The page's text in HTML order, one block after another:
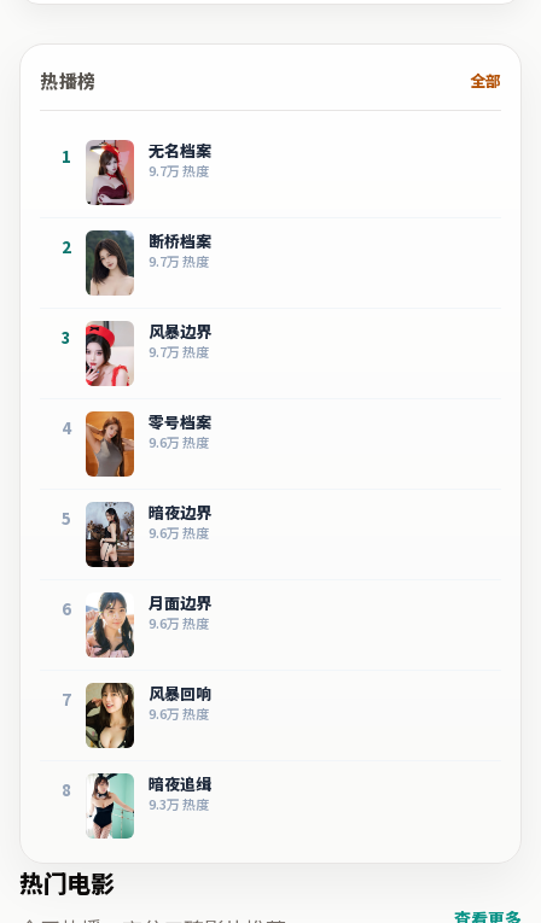
热播榜 全部
1 无名档案
9.7万热度
2 断桥档案
9.7万热度
3 风暴边界
9.7万热度
4 零号档案
9.6万热度
5 暗夜边界
9.6万热度
6 月面边界
9.6万热度
7 风暴回响
9.6万热度
8 暗夜追缉
9.3万热度
热门电影